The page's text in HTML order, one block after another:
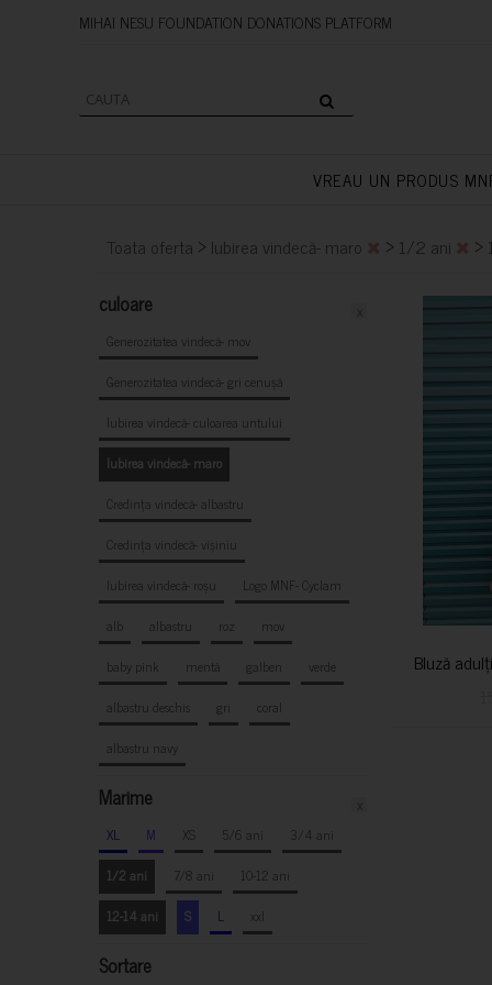
MIHAI NESU FOUNDATION
VREAU UN PRODUS
Toata oferta > Iubirea vindecă- maro > 1/2 ani >
culoare
Generozitatea vindecă- mov
Generozitatea vindecă- gri cenușă
Iubirea vindecă- culoarea untului
Iubirea vindecă- maro
Credința vindecă- albastru
Credința vindecă- vișiniu
Iubirea vindecă- roșu
Logo MNF- Cyclam
alb
albastru roz
mov
baby pink
mentă galben
verde
albastru deschis
gri
coral
albastru navy
Marime
XL M XS 5/6 ani
3/4 ani
1/2 ani
7/8 ani
10-12 ani
12-14 ani
S L xxl
Sortare
Bluză